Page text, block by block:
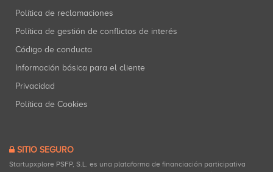
Política de reclamaciones
Política de gestión de conflictos de interés
Código de conducta
Información básica para el cliente
Privacidad
Política de Cookies
SITIO SEGURO
Startupxplore PSFP, S.L. es una plataforma de financiación participativa